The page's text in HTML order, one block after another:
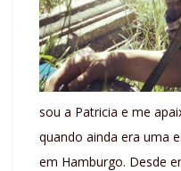
sou a Patricia e me
quando ainda era uma
em Hamburgo. Desde